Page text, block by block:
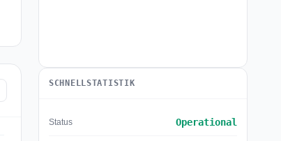
SCHNELLSTATISTIK
Status Operational